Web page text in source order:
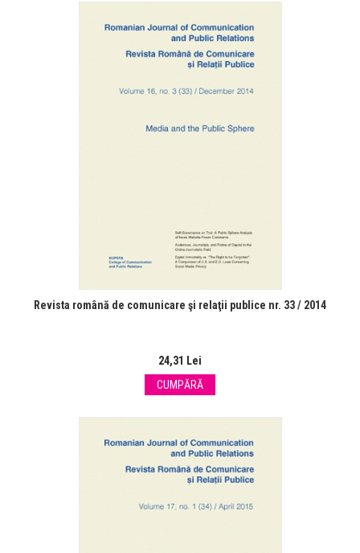
Revista română de comunicare şi relaţii publice nr. 33 / 2014
24,31 Lei
CUMPĂRĂ